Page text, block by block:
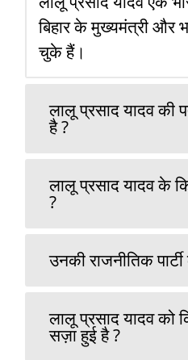
बिहार के मुख्यमंत्री और
चुके हैं।
लालू प्रसाद यादव की
है ?
लालू प्रसाद यादव के
?
उनकी राजनीतिक
लालू प्रसाद यादव को
सज़ा हुई है ?